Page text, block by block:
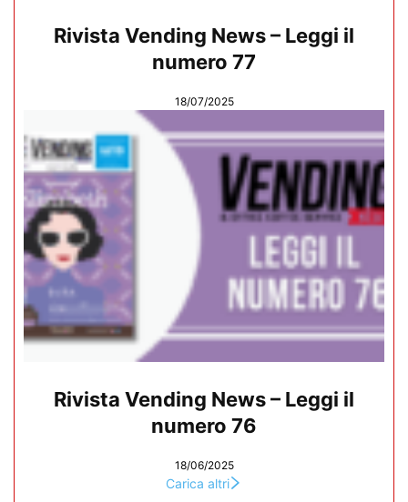
Rivista Vending News – Leggi il
numero 77
18/07/2025
Rivista Vending News – Leggi il
numero 76
18/06/2025
Carica altri